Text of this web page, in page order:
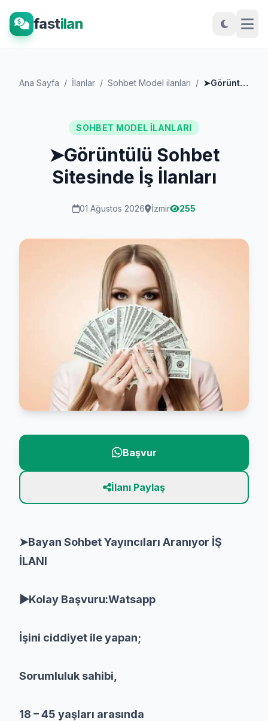
fastilan
Ana Sayfa / İlanlar / Sohbet Model ilanları / ➤Görüntülü Sohbet Sitesinde İş İlanları
SOHBET MODEL ILANLARI
➤Görüntülü Sohbet
Sitesinde İş İlanları
01 Ağustos 2026 İzmir 255
Başvur
İlanı Paylaş
➤Bayan Sohbet Yayıncıları Aranıyor İŞ
İLANI
▶Kolay Başvuru:Watsapp
İşini ciddiyet ile yapan;
Sorumluluk sahibi,
18 – 45 yaşları arasında